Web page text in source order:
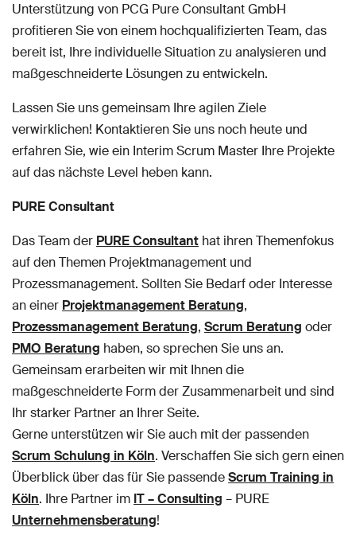
Unterstützung von PCG Pure Consultant GmbH
profitieren Sie von einem hochqualifizierten Team, das
bereit ist, Ihre individuelle Situation zu analysieren und
maßgeschneiderte Lösungen zu entwickeln.
Lassen Sie uns gemeinsam Ihre agilen Ziele
verwirklichen! Kontaktieren Sie uns noch heute und
erfahren Sie, wie ein Interim Scrum Master Ihre Projekte
auf das nächste Level heben kann.
PURE Consultant
Das Team der PURE Consultant hat ihren Themenfokus
auf den Themen Projektmanagement und
Prozessmanagement. Sollten Sie Bedarf oder Interesse
an einer Projektmanagement Beratung,
Prozessmanagement Beratung, Scrum Beratung oder
PMO Beratung haben, so sprechen Sie uns an.
Gemeinsam erarbeiten wir mit Ihnen die
maßgeschneiderte Form der Zusammenarbeit und sind
Ihr starker Partner an Ihrer Seite.
Gerne unterstützen wir Sie auch mit der passenden
Scrum Schulung in Köln. Verschaffen Sie sich gern einen
Überblick über das für Sie passendeScrum Training in
Köln. Ihre Partner im IT – Consulting – PURE
Unternehmensberatung!